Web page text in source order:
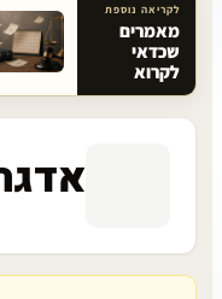
מאמרים קשורים באתר
לקריאה נוספת
מאמרים
שכדאי
לקרוא